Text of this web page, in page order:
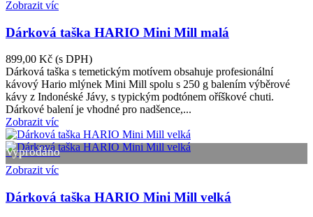
Zobrazit víc
Dárková taška HARIO Mini Mill malá
899,00 Kč (s DPH)
Dárková taška s temetickým motívem obsahuje profesionální
kávový Hario mlýnek Mini Mill spolu s 250 g balením výběrové
kávy z Indonéské Jávy, s typickým podtónem oříškové chuti.
Dárkové balení je vhodné pro nadšence,...
Zobrazit víc
Vyprodáno
Zobrazit víc
Dárková taška HARIO Mini Mill velká